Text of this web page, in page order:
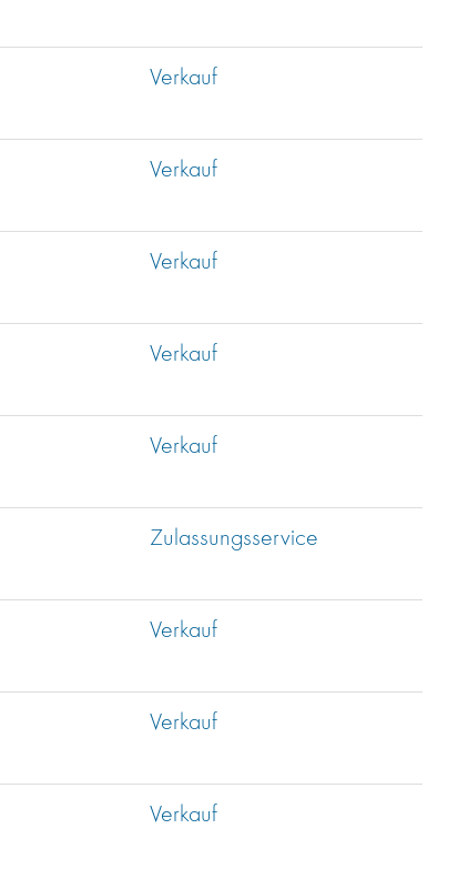
Verkauf
Verkauf
Verkauf
Verkauf
Verkauf
Zulassungsservice
Verkauf
Verkauf
Verkauf